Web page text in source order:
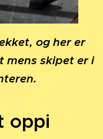
og her er
mens skipet eri
oppi